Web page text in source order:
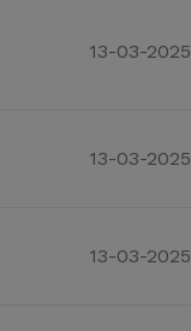
13-03-2025
13-03-2025
13-03-2025